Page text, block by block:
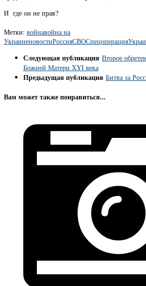
И где он не прав?
Метки: войнавойна на
УкраиненовостиРоссияСВОСпецоперация
Следующая публикация Второе
Божией Матери XYI века
Предыдущая публикация Битва за
Вам может также понравиться...